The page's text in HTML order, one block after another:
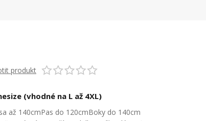
produkt
(vhodné na L až 4XL)
až 140cmPas do 120cmBoky do 140cm